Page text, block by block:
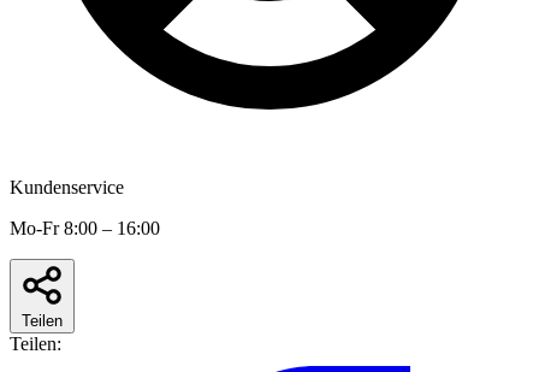
Kundenservice
Mo-Fr 8:00 – 16:00
Teilen
Teilen: